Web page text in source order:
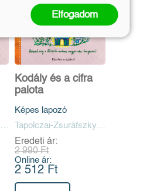
Kodály és a cifra
palota
Képes lapozó
Tapolczai-Zsuráfszky
Lilla
Eredeti ár:
2 990 Ft
Online ár:
2 512 Ft
Elfogadom